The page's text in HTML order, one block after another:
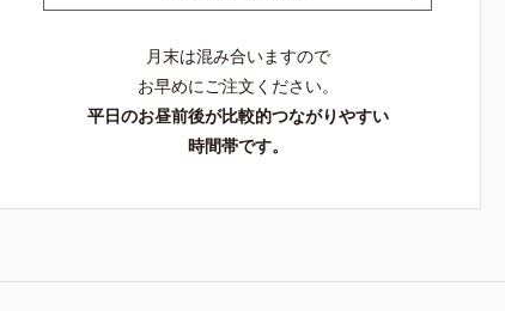
月末は混み合いますので
お早めにご注文ください。
平日のお昼前後が比較的つながりやすい
時間帯です。